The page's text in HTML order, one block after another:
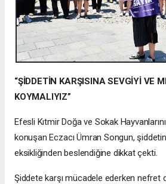
“ŞİDDETİN KARŞISINA SEVGİYİ VE
KOYMALIYIZ”
Efesli Kıtmir Doğa ve Sokak
konuşan Eczacı Ümran Songun,
eksikliğinden beslendiğine dikkat çekti.
Şiddete karşı mücadele ederken nefret